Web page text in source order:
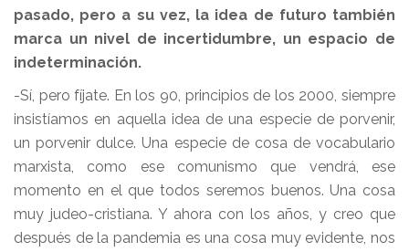
pasado, pero a su vez, la idea de futuro también
marca un nivel de incertidumbre, un espacio de
indeterminación.
-Sí, pero fíjate. En los 90, principios de los 2000, siempre
insistíamos en aquella idea de una especie de porvenir,
un porvenir dulce. Una especie de cosa de vocabulario
marxista, como ese comunismo que vendrá, ese
momento en el que todos seremos buenos. Una cosa
muy judeo-cristiana. Y ahora con los años, y creo que
después de la pandemia es una cosa muy evidente, nos